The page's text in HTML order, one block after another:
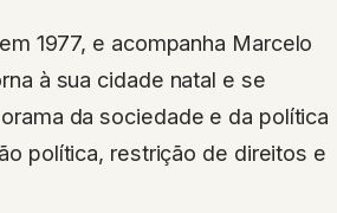
1977, e acompanha Marcelo
à sua cidade natal e se
da sociedade e da política
política, restrição de direitos e